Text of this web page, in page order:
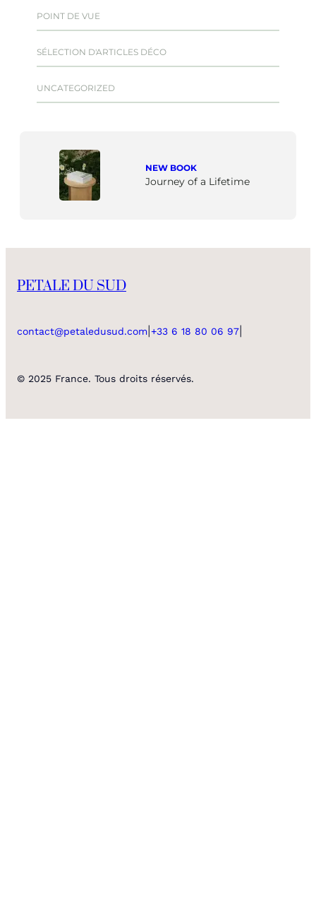
POINT DE VUE
SÉLECTION D'ARTICLES DÉCO
UNCATEGORIZED
NEW BOOK
Journey of a Lifetime
PETALE DU SUD
contact@petaledusud.com +33 6 18 80 06 97
© 2025 France. Tous droits réservés.